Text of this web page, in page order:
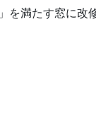
満たす窓に改